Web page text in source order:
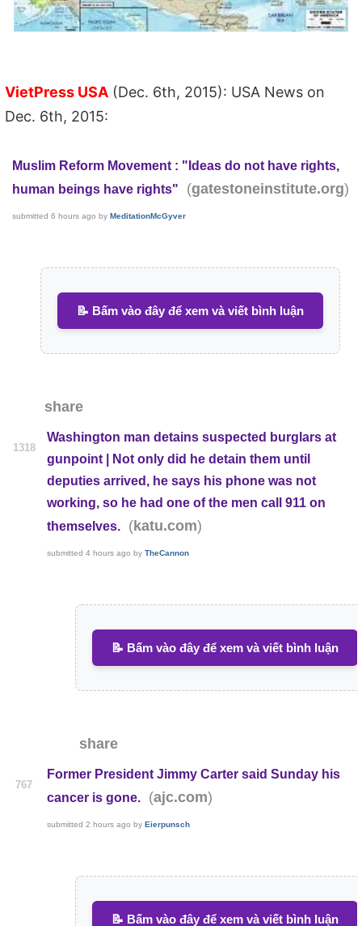
VietPress USA (Dec. 6th, 2015): USA News on
Dec. 6th, 2015:
Muslim Reform Movement : "Ideas do not have rights,
human beings have rights"
(gatestoneinstitute.org)
submitted 6 hours ago by MeditationMcGyver
📝 Bấm vào đây để xem và viết bình luận
share
1318
Washington man detains suspected burglars at
gunpoint | Not only did he detain them until
deputies arrived, he says his phone was not
working, so he had one of the men call 911 on
themselves.
(katu.com)
submitted4 hours ago byTheCannon
📝 Bấm vào đây để xem và viết bình luận
share
767
Former President Jimmy Carter said Sunday his
cancer is gone.
(ajc.com)
submitted2 hours ago byEierpunsch
📝 Bấm vào đây để xem và viết bình luận